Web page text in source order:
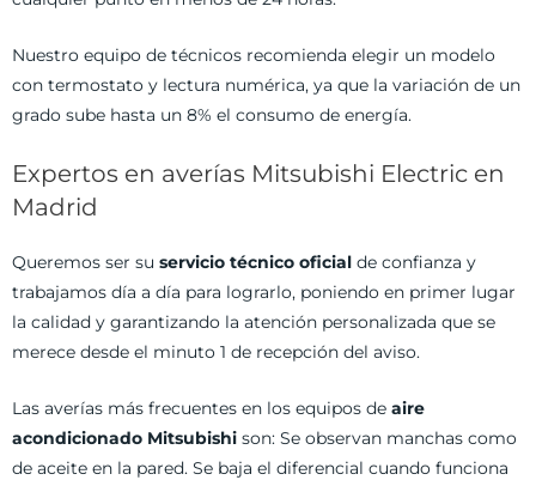
Nuestro equipo de técnicos recomienda elegir un modelo
con termostato y lectura numérica, ya que la variación de un
grado sube hasta un 8% el consumo de energía.
Expertos en averías Mitsubishi Electric en
Madrid
Queremos ser su servicio técnico oficial de confianza y
trabajamos día a día para lograrlo, poniendo en primer lugar
la calidad y garantizando la atención personalizada que se
merece desde el minuto 1 de recepción del aviso.
Las averías más frecuentes en los equipos de aire
acondicionado Mitsubishi son: Se observan manchas como
de aceite en la pared. Se baja el diferencial cuando funciona